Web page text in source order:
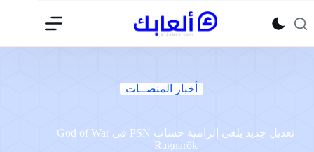
إلى
المحتوى
أخبار المنصــات
تعديل جديد يلغي إلزامية حساب PSN في God of War
Ragnarök